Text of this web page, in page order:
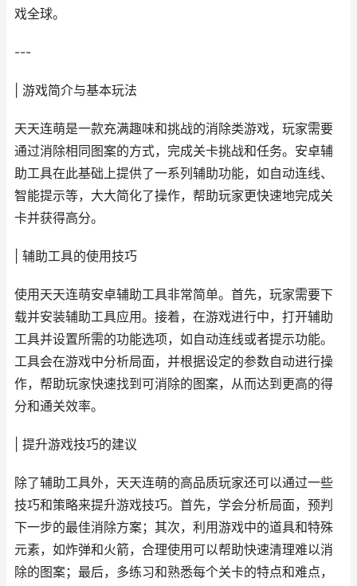
戏全球。
---
| 游戏简介与基本玩法
天天连萌是一款充满趣味和挑战的消除类游戏，玩家需要
通过消除相同图案的方式，完成关卡挑战和任务。安卓辅
助工具在此基础上提供了一系列辅助功能，如自动连线、
智能提示等，大大简化了操作，帮助玩家更快速地完成关
卡并获得高分。
| 辅助工具的使用技巧
使用天天连萌安卓辅助工具非常简单。首先，玩家需要下
载并安装辅助工具应用。接着，在游戏进行中，打开辅助
工具并设置所需的功能选项，如自动连线或者提示功能。
工具会在游戏中分析局面，并根据设定的参数自动进行操
作，帮助玩家快速找到可消除的图案，从而达到更高的得
分和通关效率。
| 提升游戏技巧的建议
除了辅助工具外，天天连萌的高品质玩家还可以通过一些
技巧和策略来提升游戏技巧。首先，学会分析局面，预判
下一步的最佳消除方案；其次，利用游戏中的道具和特殊
元素，如炸弹和火箭，合理使用可以帮助快速清理难以消
除的图案；最后，多练习和熟悉每个关卡的特点和难点，